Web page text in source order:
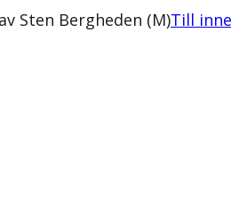
Sten Bergheden (M)Till